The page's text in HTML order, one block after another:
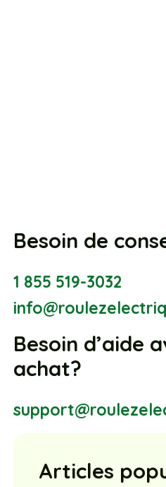
Besoin de
1 855 519-3032
Besoin d’aide
achat?
Articles